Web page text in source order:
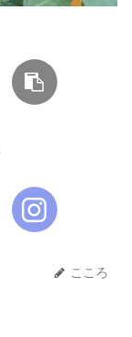
こころ